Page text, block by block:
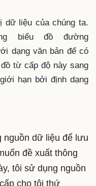
dữ liệu của chúng ta.
biểu đồ đường
dạng văn bản để có
từ cấp độ này sang
hạn bởi định dạng
nguồn dữ liệu để lưu
đề xuất thông
tôi sử dụng nguồn
cho tôi thứ